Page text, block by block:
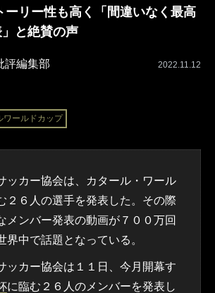
ーリー性も高く「間違いなく最高
と絶賛の声
評編集部 2022.11.12
ワールドカップ
カー協会は、カタール・ワール
２６人の選手を発表した。その際
メンバー発表の動画が７００万回
界中で話題となっている。
カー協会は１１日、今月開幕す
に臨む２６人のメンバーを発表し